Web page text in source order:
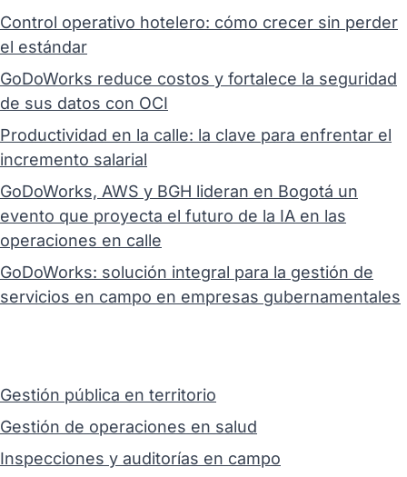
Control operativo hotelero: cómo crecer sin perder
el estándar
GoDoWorks reduce costos y fortalece la seguridad
de sus datos con OCI
Productividad en la calle: la clave para enfrentar el
incremento salarial
GoDoWorks, AWS y BGH lideran en Bogotá un
evento que proyecta el futuro de la IA en las
operaciones en calle
GoDoWorks: solución integral para la gestión de
servicios en campo en empresas gubernamentales
Gestión pública en territorio
Gestión de operaciones en salud
Inspecciones y auditorías en campo